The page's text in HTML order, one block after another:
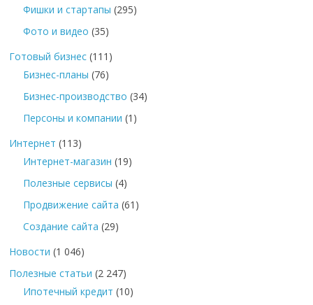
Фишки и стартапы (295)
Фото и видео (35)
Готовый бизнес (111)
Бизнес-планы (76)
Бизнес-производство (34)
Персоны и компании (1)
Интернет (113)
Интернет-магазин (19)
Полезные сервисы (4)
Продвижение сайта (61)
Создание сайта (29)
Новости (1 046)
Полезные статьи (2 247)
Ипотечный кредит (10)